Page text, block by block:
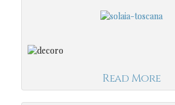
Read More